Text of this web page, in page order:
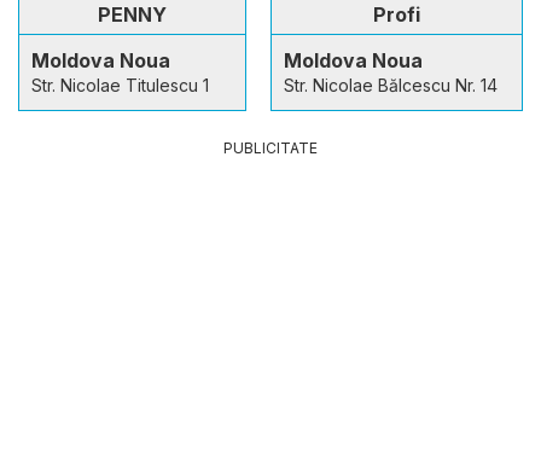
PENNY
Moldova Noua
Str. Nicolae Titulescu 1
Profi
Moldova Noua
Str. Nicolae Bălcescu Nr. 14
PUBLICITATE